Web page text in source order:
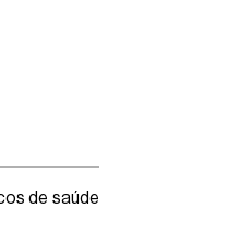
de saúde